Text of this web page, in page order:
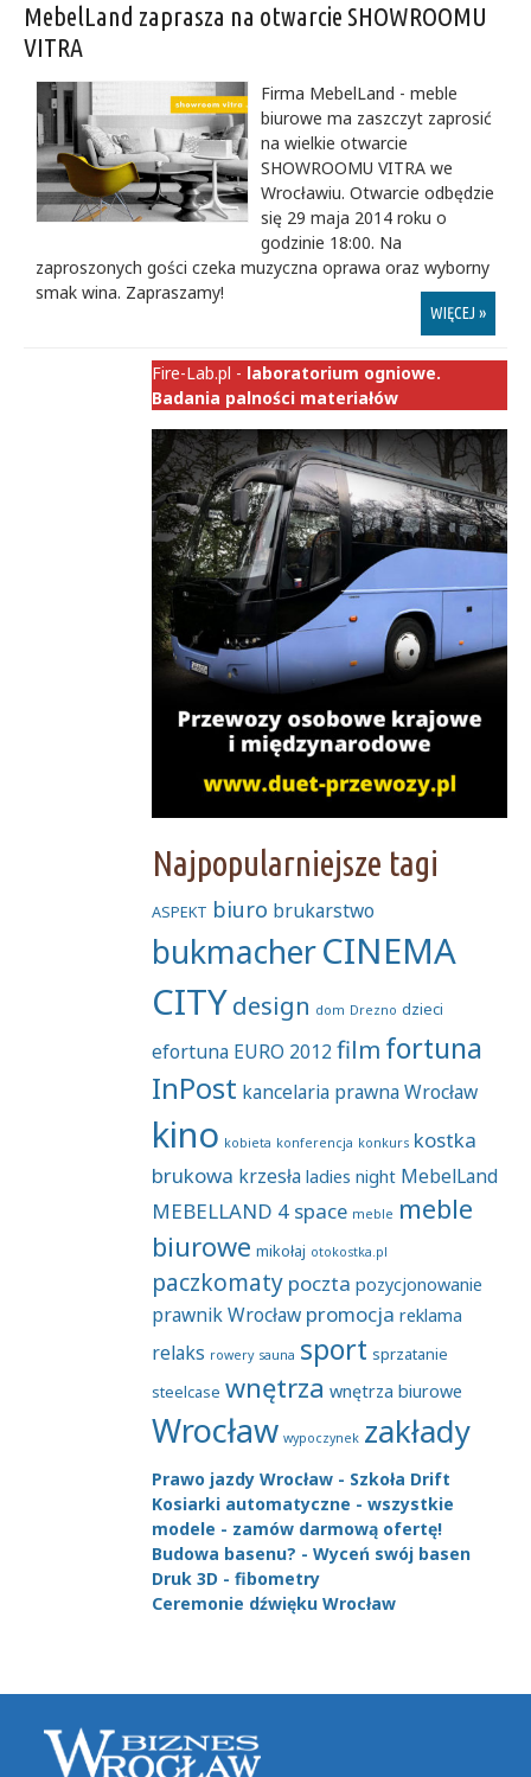
MebelLand zaprasza na otwarcie SHOWROOMU
VITRA
Firma MebelLand - meble
biurowe ma zaszczyt zaprosić
na wielkie otwarcie
SHOWROOMU VITRA we
Wrocławiu. Otwarcie odbędzie
się 29 maja 2014 roku o
godzinie 18:00. Na
zaproszonych gości czeka muzyczna oprawa oraz wyborny
smak wina. Zapraszamy!
WIĘCEJ »
Fire-Lab.pl - laboratorium ogniowe.
Badania palności materiałów
Najpopularniejsze tagi
ASPEKT biuro brukarstwo
bukmacherCINEMA
CITYdesign dom Drezno dzieci
efortuna EURO 2012film fortuna
InPost kancelaria prawna Wrocław
kino kobieta konferencja konkurs kostka
brukowa krzesła ladies night MebelLand
MEBELLAND 4 space meble meble
biurowe mikołaj otokostka.pl
paczkomaty poczta pozycjonowanie
prawnik Wrocław promocja reklama
relaks rowery sauna sport sprzatanie
steelcase wnętrza wnętrza biurowe
Wrocław wypoczynek zakłady
Prawo jazdy Wrocław - Szkoła Drift
Kosiarki automatyczne - wszystkie
modele - zamów darmową ofertę!
Budowa basenu? - Wyceń swój basen
Druk 3D - fibometry
Ceremonie dźwięku Wrocław